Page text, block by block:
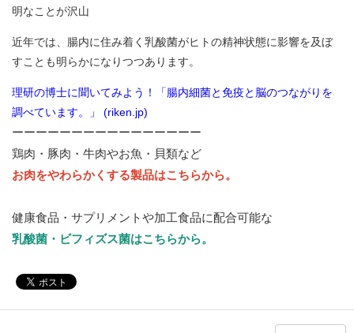
明なことが沢山
近年では、腸内に住み着く乳酸菌がヒトの精神状態に影響を及ぼ
すことも明らかになりつつあります。
理研の博士に聞いてみよう！「腸内細菌と免疫と脳のつながりを
調べています。」 (riken.jp)
ーーーーーーーーーーーーーーーー
鶏肉・豚肉・牛肉やお魚・貝類など
お肉をやわらかくする製品はこちらから。
健康食品・サプリメントや加工食品に配合可能な
乳酸菌・ビフィズス菌はこちらから。